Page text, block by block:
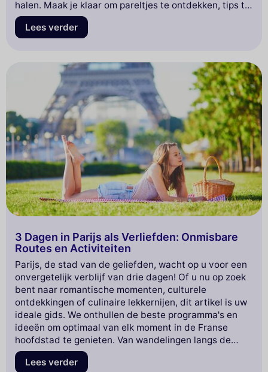
halen. Maak je klaar om pareltjes te ontdekken, tips te
krijgen om toeristenvalkuilen te vermijden en
suggesties voor plekken om even lekker te pauzeren.
Lees verder
3 Dagen in Parijs als Verliefden: Onmisbare
Routes en Activiteiten
Parijs, de stad van de geliefden, wacht op u voor een
onvergetelijk verblijf van drie dagen! Of u nu op zoek
bent naar romantische momenten, culturele
ontdekkingen of culinaire lekkernijen, dit artikel is uw
ideale gids. We onthullen de beste programma's en
ideeën om optimaal van elk moment in de Franse
hoofdstad te genieten. Van wandelingen langs de
Seine tot romantische diners in typische bistro's,
bereid u voor op een magische ervaring met z'n
Lees verder